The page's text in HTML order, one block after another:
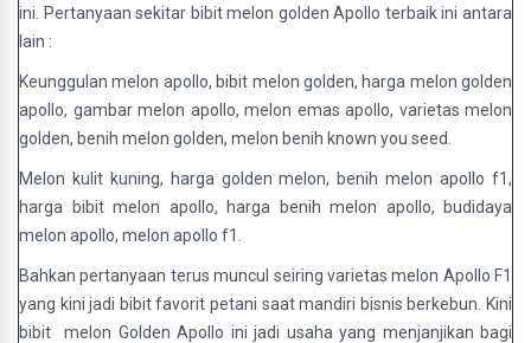
ini. Pertanyaan sekitar bibit melon golden Apollo terbaik ini antara
lain :
Keunggulan melon apollo, bibit melon golden, harga melon golden
apollo, gambar melon apollo, melon emas apollo, varietas melon
golden, benih melon golden, melon benih known you seed.
Melon kulit kuning, harga golden melon, benih melon apollo f1,
harga bibit melon apollo, harga benih melon apollo, budidaya
melon apollo, melon apollo f1.
Bahkan pertanyaan terus muncul seiring varietas melon Apollo F1
yang kini jadi bibit favorit petani saat mandiri bisnis berkebun. Kini
bibit melon Golden Apollo ini jadi usaha yang menjanjikan bagi